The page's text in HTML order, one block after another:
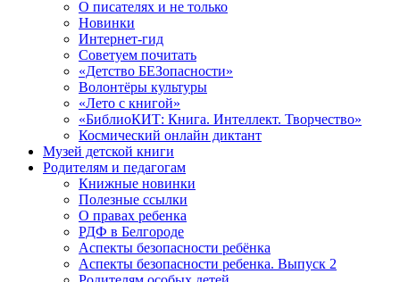
О писателях и не только
Новинки
Интернет-гид
Советуем почитать
«Детство БЕЗопасности»
Волонтёры культуры
«Лето с книгой»
«БиблиоКИТ: Книга. Интеллект. Творчество»
Космический онлайн диктант
Музей детской книги
Родителям и педагогам
Книжные новинки
Полезные ссылки
О правах ребенка
РДФ в Белгороде
Аспекты безопасности ребёнка
Аспекты безопасности ребенка. Выпуск 2